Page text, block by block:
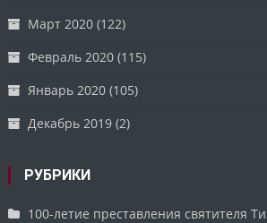
Март 2020 (122)
Февраль 2020 (115)
Январь 2020 (105)
Декабрь 2019 (2)
РУБРИКИ
100-летие преставления святителя